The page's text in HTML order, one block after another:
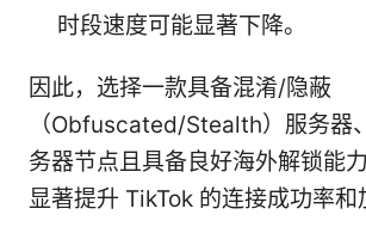
时段速度可能显著下降。
因此，选择一款具备混淆/隐蔽
（Obfuscated/Stealth）服务器
务器节点且具备良好海外解锁能
显著提升 TikTok 的连接成功率和